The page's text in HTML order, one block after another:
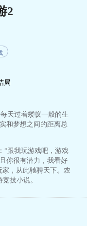
2
局
天过着蝼蚁一般的生
和梦想之间的距离总
跟我玩游戏吧，游戏
你很有潜力，我看好
，从此驰骋天下。农
技小说。